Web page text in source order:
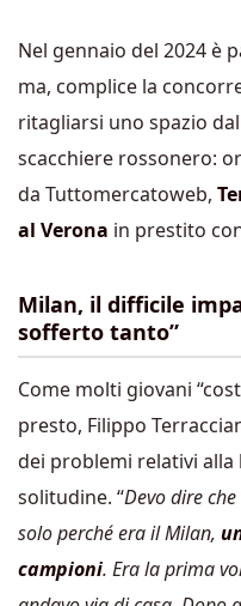
Nel gennaio del 2024 è
ma, complice la
ritagliarsi uno spazio
scacchiere rossonero:
da Tuttomercatoweb,
al Verona in prestito
Milan, il difficile
sofferto tanto”
Come molti giovani
presto, Filippo
dei problemi relativi alla
solitudine. “Devo dire
solo perché era il Milan,
campioni. Era la prima